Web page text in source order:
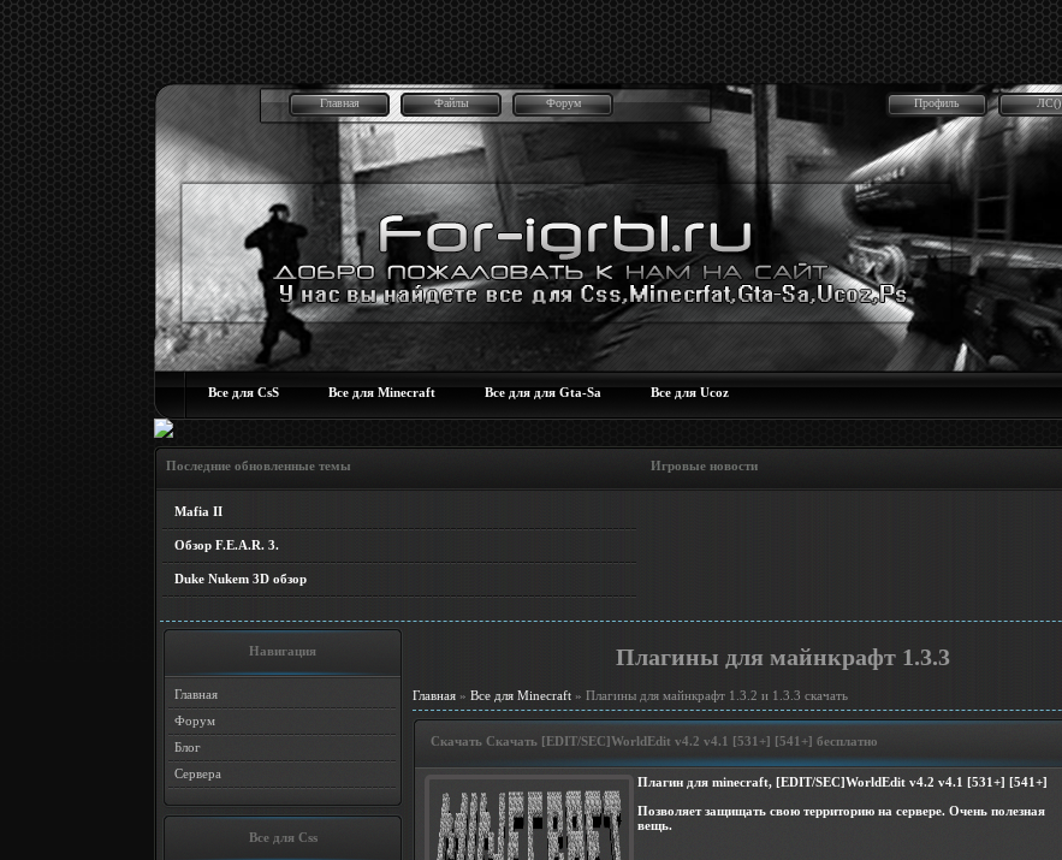
Главная Файлы Форум Профиль ЛС()
Все для CsS Все для Minecraft Все для для Gta-Sa Все для Ucoz
Последние обновленные темы Игровые новости
Mafia II
Обзор F.E.A.R. 3.
Duke Nukem 3D обзор
Навигация
Главная
Форум
Блог
Сервера
Все для Css
Плагины для майнкрафт 1.3.3
Главная » Все для Minecraft » Плагины для майнкрафт 1.3.2 и 1.3.3 скачать
Скачать Скачать [EDIT/SEC]WorldEdit v4.2 v4.1 [531+] [541+] бесплатно
Плагин для minecraft, [EDIT/SEC]WorldEdit v4.2 v4.1 [531+] [541+]
Позволяет защищать свою территорию на сервере. Очень полезная
вещь.